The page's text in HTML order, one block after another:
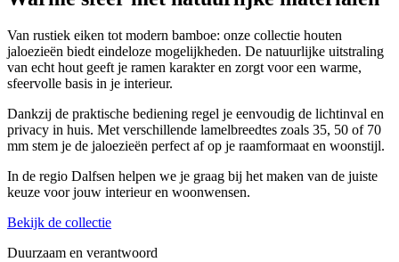
Van rustiek eiken tot modern bamboe: onze collectie houten
jaloezieën biedt eindeloze mogelijkheden. De natuurlijke uitstraling
van echt hout geeft je ramen karakter en zorgt voor een warme,
sfeervolle basis in je interieur.
Dankzij de praktische bediening regel je eenvoudig de lichtinval en
privacy in huis. Met verschillende lamelbreedtes zoals 35, 50 of 70
mm stem je de jaloezieën perfect af op je raamformaat en woonstijl.
In de regio Dalfsen helpen we je graag bij het maken van de juiste
keuze voor jouw interieur en woonwensen.
Bekijk de collectie
Duurzaam en verantwoord